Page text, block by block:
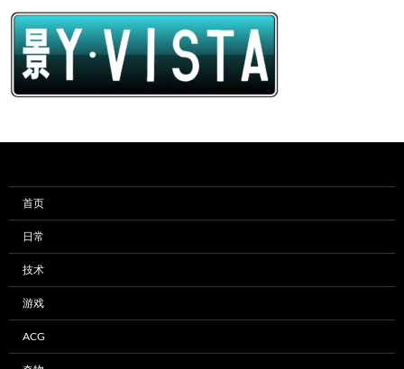
首页
日常
技术
游戏
ACG